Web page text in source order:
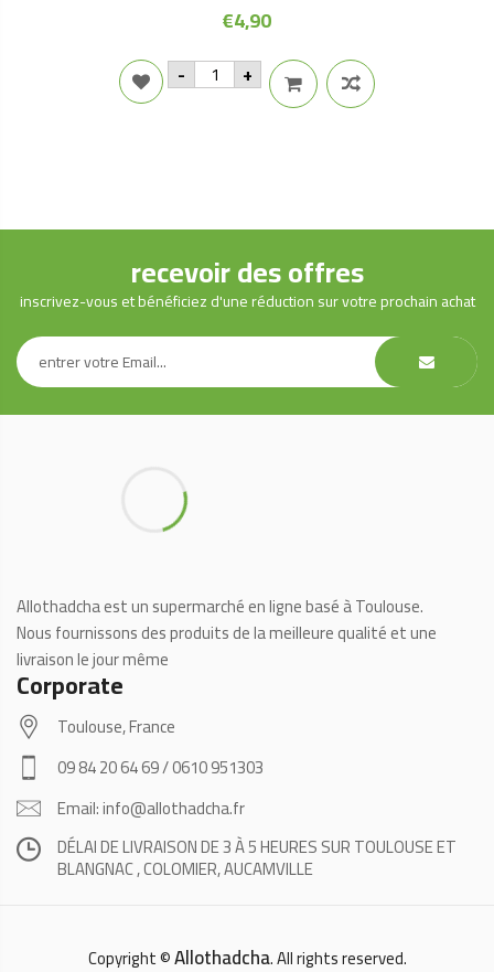
€4,90
- Laziza
Jelly
quantity
+
recevoir des offres
inscrivez-vous et bénéficiez d'une réduction sur votre prochain achat
Allothadcha est un supermarché en ligne basé à Toulouse.
Nous fournissons des produits de la meilleure qualité et une
livraison le jour même
Corporate
Toulouse, France
09 84 20 64 69 / 0610 951303
Email: info@allothadcha.fr
DÉLAI DE LIVRAISON DE 3 À 5 HEURES SUR TOULOUSE ET
BLANGNAC , COLOMIER, AUCAMVILLE
Copyright ©Allothadcha. All rights reserved.